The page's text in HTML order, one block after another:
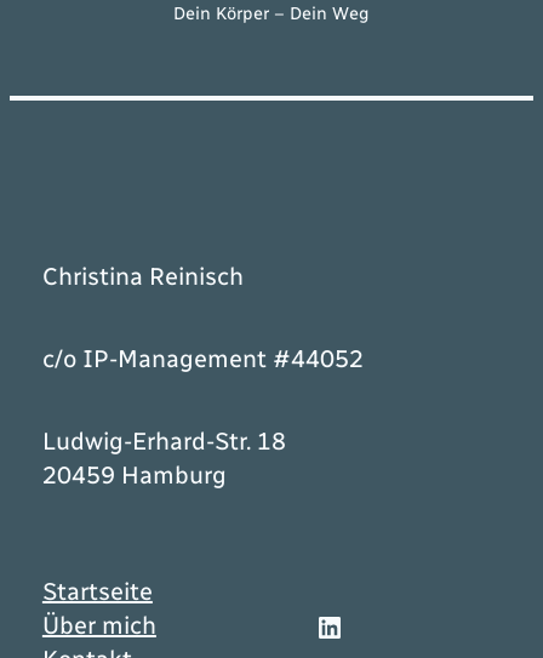
Dein Körper – Dein Weg
Christina Reinisch
c/o IP-Management #44052
Ludwig-Erhard-Str. 18
20459 Hamburg
Startseite
Über mich
LinkedIn